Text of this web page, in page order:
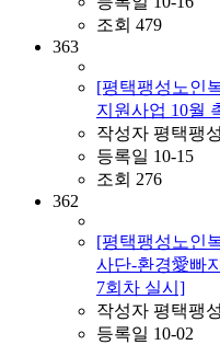
조회 479
363
[평택팽성노인
지원사업 10월
작성자 평택팽
등록일 10-15
조회 276
362
[평택팽성노인
사단-환경愛빠
7회차 실시]
작성자 평택팽
등록일 10-02